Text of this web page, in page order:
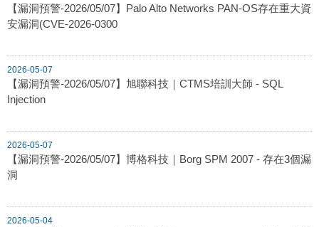
【漏洞預警-2026/05/07】Palo Alto Networks PAN-OS存在重大資
安漏洞(CVE-2026-0300
2026-05-07
【漏洞預警-2026/05/07】旭聯科技｜CTMS培訓大師 - SQL
Injection
2026-05-07
【漏洞預警-2026/05/07】博格科技｜Borg SPM 2007 - 存在3個漏
洞
2026-05-04